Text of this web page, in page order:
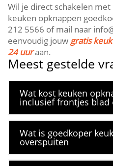
Wil je direct schakelen
keuken opknappen
212 5566 of mail naar
eenvoudig jouwgratis
24 uuraan.​
Meest gestelde
Wat kost keuken
inclusief frontjes blad
Wat is goedkoper
overspuiten